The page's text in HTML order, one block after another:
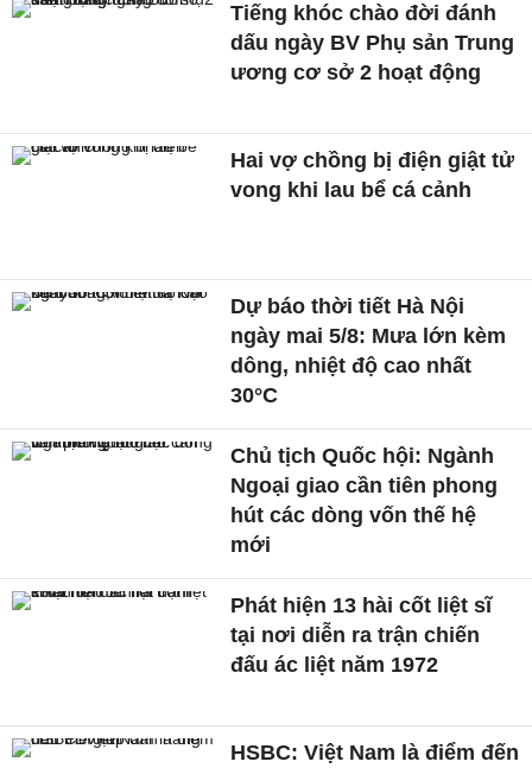
Tiếng khóc chào đời đánh
dấu ngày BV Phụ sản Trung
ương cơ sở 2 hoạt động
Hai vợ chồng bị điện giật tử
vong khi lau bể cá cảnh
Dự báo thời tiết Hà Nội
ngày mai 5/8: Mưa lớn kèm
dông, nhiệt độ cao nhất
30°C
Chủ tịch Quốc hội: Ngành
Ngoại giao cần tiên phong
hút các dòng vốn thế hệ
mới
Phát hiện 13 hài cốt liệt sĩ
tại nơi diễn ra trận chiến
đấu ác liệt năm 1972
HSBC: Việt Nam là điểm đến